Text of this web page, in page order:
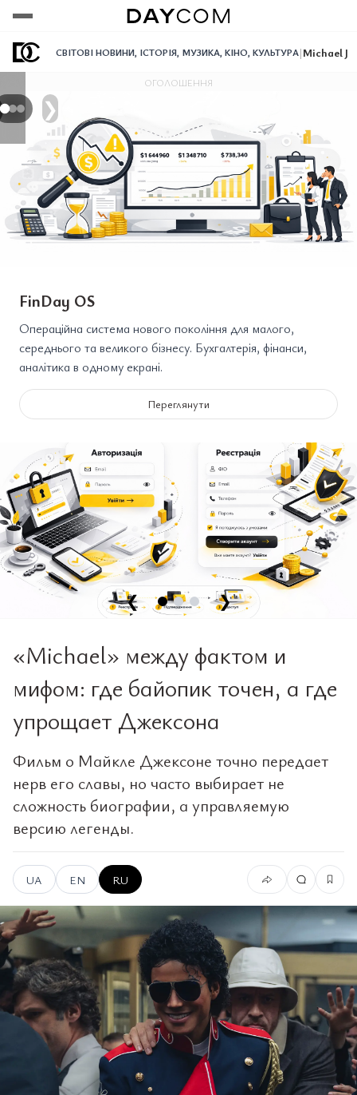
СВІТОВІ НОВИНИ, ІСТОРІЯ, МУЗИКА, КІНО, КУЛЬТУРА|Michael
❯
ОГОЛОШЕННЯ
FinDay OS
Операційна система нового покоління для малого,
середнього та великого бізнесу. Бухгалтерія, фінанси,
аналітика в одному екрані.
Переглянути
❮ ❯
«Michael» между фактом и
мифом: где байопик точен, а где
упрощает Джексона
Фильм о Майкле Джексоне точно передает
нерв его славы, но часто выбирает не
сложность биографии, а управляемую
версию легенды.
UA EN RU